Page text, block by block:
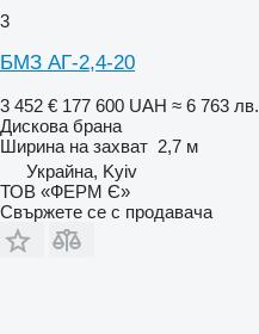
3
БМЗ АГ-2,4-20
3 452 € 177 600 UAH ≈ 6 763 лв.
Дискова брана
Ширина на захват 2,7 м
Украйна, Kyiv
ТОВ «ФЕРМ Є»
Свържете се с продавача